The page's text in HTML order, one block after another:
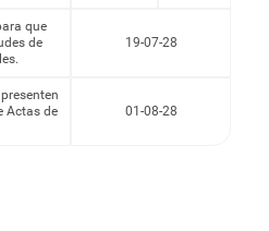
que
de
19-07-28
Actas de
01-08-28